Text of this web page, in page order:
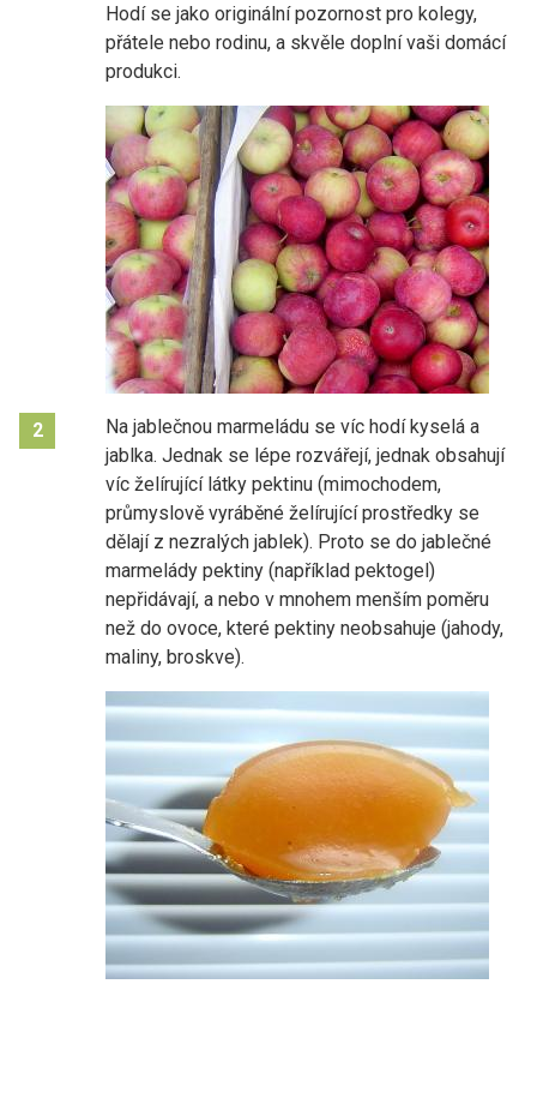
Hodí se jako originální pozornost pro kolegy,
přátele nebo rodinu, a skvěle doplní vaši domácí
produkci.
2
Na jablečnou marmeládu se víc hodí kyselá a
jablka. Jednak se lépe rozvářejí, jednak obsahují
víc želírující látky pektinu (mimochodem,
průmyslově vyráběné želírující prostředky se
dělají z nezralých jablek). Proto se do jablečné
marmelády pektiny (například pektogel)
nepřidávají, a nebo v mnohem menším poměru
než do ovoce, které pektiny neobsahuje (jahody,
maliny, broskve).